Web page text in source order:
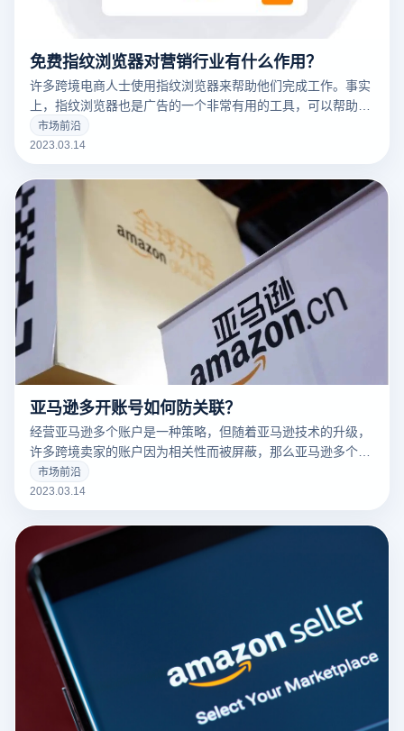
免费指纹浏览器对营销行业有什么作用？
许多跨境电商人士使用指纹浏览器来帮助他们完成工作。事实
上，指纹浏览器也是广告的一个非常有用的工具，可以帮助广
告营销人员解决许多问题。
市场前沿
2023.03.14
亚马逊多开账号如何防关联？
经营亚马逊多个账户是一种策略，但随着亚马逊技术的升级，
许多跨境卖家的账户因为相关性而被屏蔽，那么亚马逊多个账
户和多个商店的卖家如何防止相关性呢？有什么好的防关联方
法？
市场前沿
2023.03.14